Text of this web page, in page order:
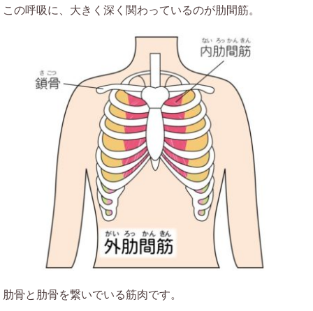
この呼吸に、大きく深く関わっているのが肋間筋。
肋骨と肋骨を繋いでいる筋肉です。